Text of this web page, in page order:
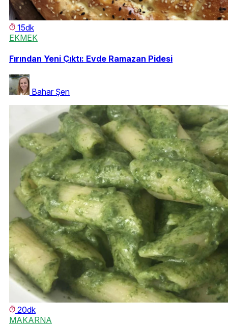
15dk
EKMEK
Fırından Yeni Çıktı: Evde Ramazan Pidesi
Bahar Şen
20dk
MAKARNA